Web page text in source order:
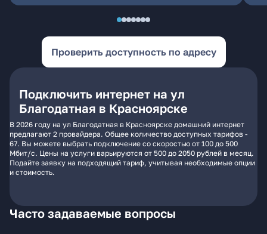
Проверить доступность по адресу
Подключить интернет на ул
Благодатная в Красноярске
В 2026 году на ул Благодатная в Красноярске домашний интернет
предлагают 2 провайдера. Общее количество доступных тарифов -
67. Вы можете выбрать подключение со скоростью от 100 до 500
Мбит/с. Цены на услуги варьируются от 500 до 2050 рублей в месяц.
Подайте заявку на подходящий тариф, учитывая необходимые опции
и стоимость.
Часто задаваемые вопросы